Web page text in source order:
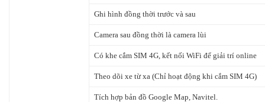
Ghi hình đồng thời trước và sau
Camera sau đồng thời là camera lùi
Có khe cắm SIM 4G, kết nối WiFi để giải trí online
Theo dõi xe từ xa (Chỉ hoạt động khi cắm SIM 4G)
Tích hợp bản đồ Google Map, Navitel.